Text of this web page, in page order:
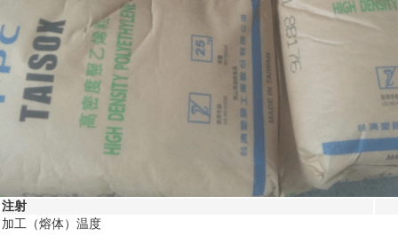
注射
加工（熔体）温度